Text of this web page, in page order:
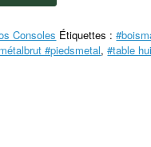
Consoles Étiquettes :
#piedsmetal,#table